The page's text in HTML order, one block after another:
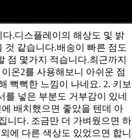
.디스플레이의 해상도 및 밝
것 같습니다.배송이 빠른 점도
점 몇가지 적습니다.최근까지
온2를 사용해보니 아쉬운 점
뻑뻑한 느낌이 나네요. 2. 키보
를 넣은 부분도 거부감이 있네
배치했으면 좋았을 텐데 아
니다. 조금만 더 가벼웠으면 하
에 다른 색상도 있었으면 합니